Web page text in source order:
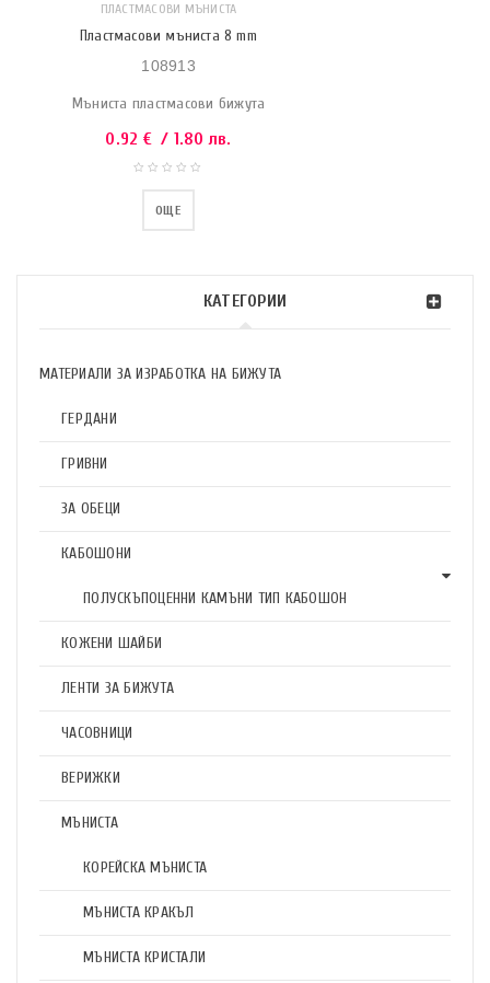
КАТЕГОРИИ
МАТЕРИАЛИ ЗА ИЗРАБОТКА НА БИЖУТА
ГЕРДАНИ
ГРИВНИ
ЗА ОБЕЦИ
КАБОШОНИ
ПОЛУСКЪПОЦЕННИ КАМЪНИ ТИП КАБОШОН
КОЖЕНИ ШАЙБИ
ЛЕНТИ ЗА БИЖУТА
ЧАСОВНИЦИ
ВЕРИЖКИ
МЪНИСТА
КОРЕЙСКА МЪНИСТА
МЪНИСТА КРАКЪЛ
МЪНИСТА КРИСТАЛИ
ПЛАСТМАСОВИ МЪНИСТА
Пластмасови мъниста 8 mm
108913
Мъниста пластмасови бижута
0.92 € / 1.80 лв.
ОЩЕ